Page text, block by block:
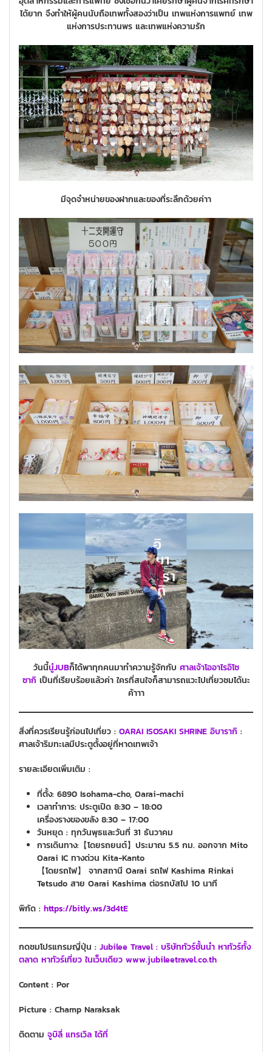
ได้ยาก จึงทำให้ผู้คนนับถือเทพทั้งสองว่าเป็น เทพแห่งการแพทย์ เทพ
แห่งการประทานพร และเทพแห่งความรัก
มีจุดจำหน่ายของฝากและของที่ระลึกด้วยค่าา
วันนี้นู๋JUBก็ได้พาทุกคนมาทำความรู้จักกับ ศาลเจ้าโออาไรอิโซ
ซากิเป็นที่เรียบร้อยแล้วค่า ใครที่สนใจก็สามารถแวะไปเที่ยวชมได้นะ
ค้าาา
สิ่งที่ควรเรียนรู้ก่อนไปเที่ยว : OARAI ISOSAKI SHRINE อิบารากิ :
ศาลเจ้าริมทะเลมีประตูตั้งอยู่ที่หาดเทพเจ้า
รายละเอียดเพิ่มเติม :
ที่ตั้ง: 6890 Isohama-cho, Oarai-machi
เวลาทำการ: ประตูเปิด 8:30 – 18:00
เครื่องรางของขลัง 8:30 – 17:00
วันหยุด : ทุกวันพุธและวันที่ 31 ธันวาคม
การเดินทาง:【โดยรถยนต์】ประมาณ 5.5 กม. ออกจาก Mito
Oarai IC ทางด่วน Kita-Kanto
【โดยรถไฟ】 จากสถานี Oarai รถไฟ Kashima Rinkai
Tetsudo สาย Oarai Kashima ต่อรถบัสไป 10 นาที
พิกัด : https://bitly.ws/3d4tE
กดชมโปรแกรมญี่ปุ่น : Jubilee Travel : บริษัททัวร์ชั้นนำ หาทัวร์ทั้ง
ตลาด หาทัวร์เที่ยว ในเว็บเดียว www.jubileetravel.co.th
Content : Por
Picture : Champ Naraksak
ติดตาม จูบิลี่ แทรเวิล ได้ที่